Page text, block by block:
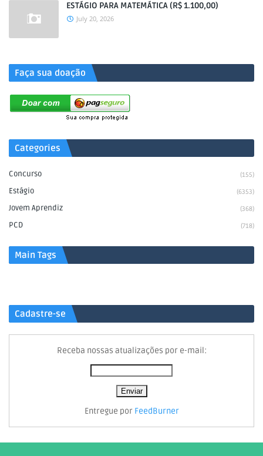
ESTÁGIO PARA MATEMÁTICA (R$ 1.100,00)
July 20, 2026
Faça sua doação
Categories
Concurso (155)
Estágio (6353)
Jovem Aprendiz (368)
PCD (718)
Main Tags
Cadastre-se
Receba nossas atualizações por e-mail:
Entregue por FeedBurner